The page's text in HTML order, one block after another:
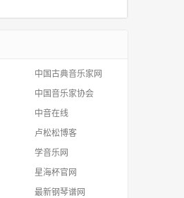
中国古典音乐家网
中国音乐家协会
中音在线
卢松松博客
学音乐网
星海杯官网
最新钢琴谱网